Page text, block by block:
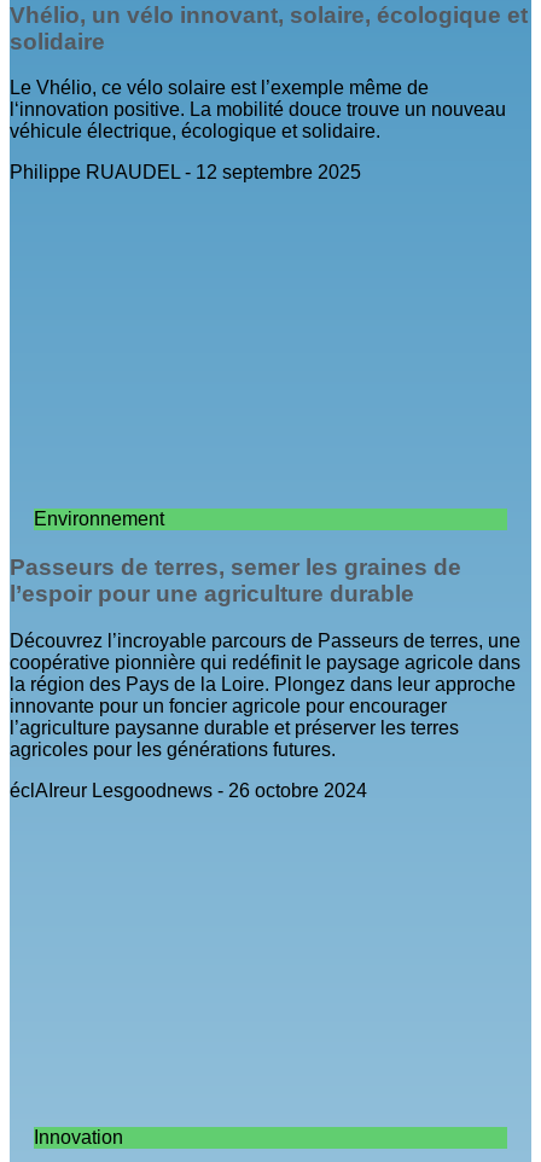
Vhélio, un vélo innovant, solaire, écologique et
solidaire
Le Vhélio, ce vélo solaire est l’exemple même de
l‘innovation positive. La mobilité douce trouve un nouveau
véhicule électrique, écologique et solidaire.
Philippe RUAUDEL
12 septembre 2025
Environnement
Passeurs de terres, semer les graines de
l’espoir pour une agriculture durable
Découvrez l’incroyable parcours de Passeurs de terres, une
coopérative pionnière qui redéfinit le paysage agricole dans
la région des Pays de la Loire. Plongez dans leur approche
innovante pour un foncier agricole pour encourager
l’agriculture paysanne durable et préserver les terres
agricoles pour les générations futures.
éclAIreur Lesgoodnews
26 octobre 2024
Innovation